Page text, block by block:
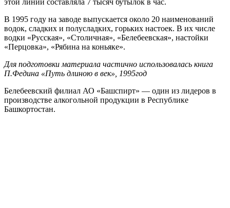
В 1995 году на заводе выпускается около 20 наименований
водок, сладких и полусладких, горьких настоек. В их числе
водки «Русская», «Столичная», «Белебеевская», настойки
«Перцовка», «Рябина на коньяке».
Для подготовки материала частично использовалась книга
П.Федина «Путь длиною в век», 1995год
Белебеевский филиал АО «Башспирт» — один из лидеров в
производстве алкогольной продукции в Республике
Башкортостан.